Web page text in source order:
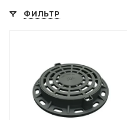
ФИЛЬТР